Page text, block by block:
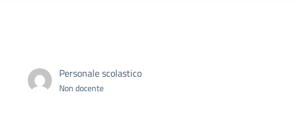
Personale scolastico
Non docente